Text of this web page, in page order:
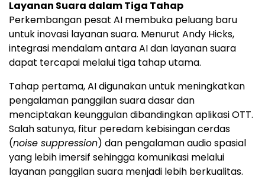
Layanan Suara dalam Tiga Tahap
Perkembangan pesat AI membuka peluang baru
untuk inovasi layanan suara. Menurut Andy Hicks,
integrasi mendalam antara AI dan layanan suara
dapat tercapai melalui tiga tahap utama.
Tahap pertama, AI digunakan untuk meningkatkan
pengalaman panggilan suara dasar dan
menciptakan keunggulan dibandingkan aplikasi OTT.
Salah satunya, fitur peredam kebisingan cerdas
(noise suppression) dan pengalaman audio spasial
yang lebih imersif sehingga komunikasi melalui
layanan panggilan suara menjadi lebih berkualitas.